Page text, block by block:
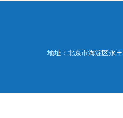
地址：北京市海淀区永